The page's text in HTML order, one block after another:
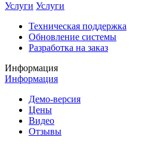
Услуги Услуги
Техническая поддержка
Обновление системы
Разработка на заказ
Информация
Информация
Демо-версия
Цены
Видео
Отзывы